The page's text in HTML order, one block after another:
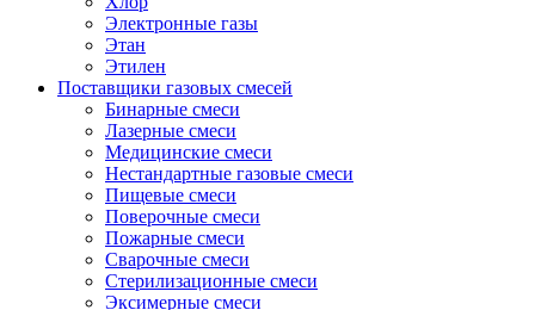
Электронные газы
Этан
Этилен
Поставщики газовых смесей
Бинарные смеси
Лазерные смеси
Медицинские смеси
Нестандартные газовые смеси
Пищевые смеси
Поверочные смеси
Пожарные смеси
Сварочные смеси
Стерилизационные смеси
Эксимерные смеси